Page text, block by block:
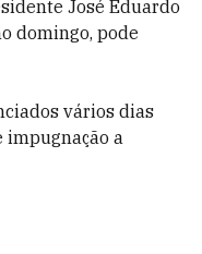
José Eduardo
domingo, pode
vários dias
impugnação a